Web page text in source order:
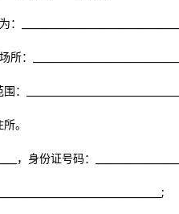
。
，身份证号码：